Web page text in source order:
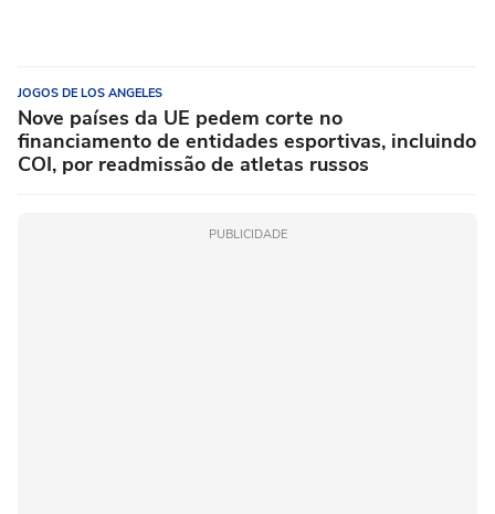
JOGOS DE LOS ANGELES
Nove países da UE pedem corte no
financiamento de entidades esportivas, incluindo
COI, por readmissão de atletas russos
PUBLICIDADE